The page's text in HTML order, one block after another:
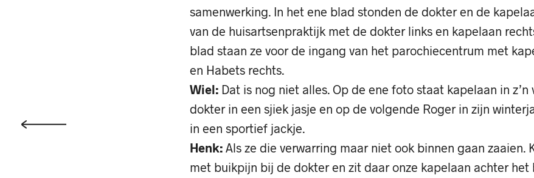
samenwerking. In het ene blad stonden de dokter en de
van de huisartsenpraktijk met de dokter links en kapelaan
blad staan ze voor de ingang van het parochiecentrum met
en Habets rechts.
Wiel: Dat is nog niet alles. Op de ene foto staat kapelaan in
dokter in een sjiek jasje en op de volgende Roger in zijn
in een sportief jackje.
Henk: Als ze die verwarring maar niet ook binnen gaan zaaien.
met buikpijn bij de dokter en zit daar onze kapelaan achter het